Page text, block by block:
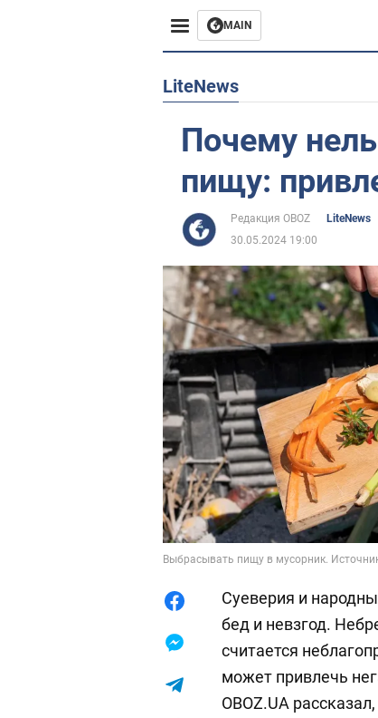
MAIN
Европа
Африка
Лайфхаки
LiteNews
Почему
пищу:
Редакция OBOZ
LiteNews
30.05.2024 19:00
Выбрасывать пищу в мусорник.
Суеверия и
бед и невзгод.
считается
может привлечь
OBOZ.UA